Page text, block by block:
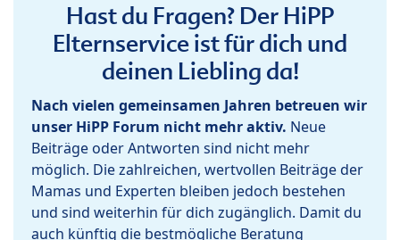
Hast du Fragen? Der HiPP
Elternservice ist für dich und
deinen Liebling da!
Nach vielen gemeinsamen Jahren betreuen wir
unser HiPP Forum nicht mehr aktiv. Neue
Beiträge oder Antworten sind nicht mehr
möglich. Die zahlreichen, wertvollen Beiträge der
Mamas und Experten bleiben jedoch bestehen
und sind weiterhin für dich zugänglich. Damit du
auch künftig die bestmögliche Beratung